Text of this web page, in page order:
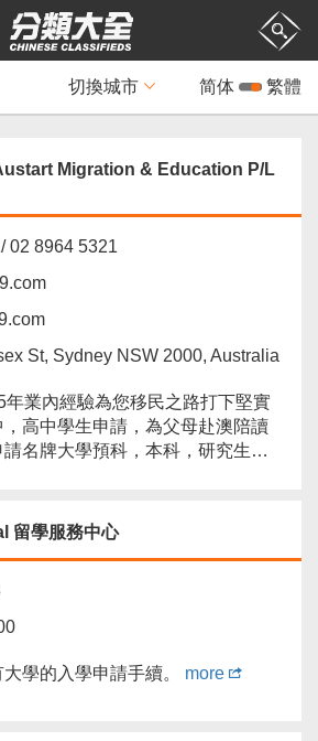
简体 繁體
切換城市
Migration & Education P/L
02 8964 5321
St, Sydney NSW 2000, Australia
年業內經驗為您移民之路打下堅實
高中學生申請，為父母赴澳陪讀
名牌大學預科，本科，研究生課
留學服務中心
學的入學申請手續。 more